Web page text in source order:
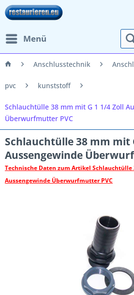
Menü
Anschlusstechnik
pvc kunststoff
Schlauchtülle 38 mm mit G 1 1/4 Zoll
Überwurfmutter PVC
Schlauchtülle 38 mm mit
Aussengewinde
Technische Daten zum Artikel Schlauchtülle
Aussengewinde Überwurfmutter PVC